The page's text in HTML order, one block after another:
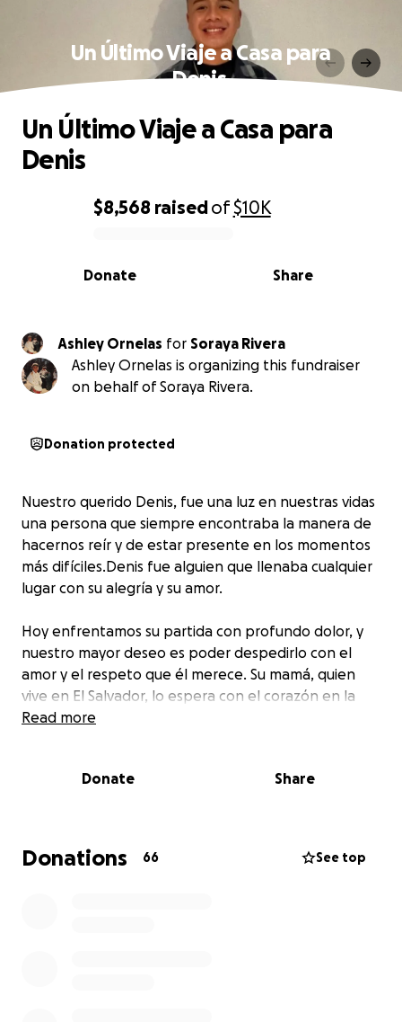
Un Último Viaje a Casa para
Denis ️
0% complete
$8,568 raisedof$10K
Share
Donate
Un Último Viaje a Casa para
Denis ️
Ashley Ornelas for Soraya Rivera
Ashley Ornelas is organizing this fundraiser
on behalf of Soraya Rivera.
Donation protected
Nuestro querido Denis, fue una luz en nuestras vidas
una persona que siempre encontraba la manera de
hacernos reír y de estar presente en los momentos
más difíciles.Denis fue alguien que llenaba cualquier
lugar con su alegría y su amor.
Hoy enfrentamos su partida con profundo dolor, y
nuestro mayor deseo es poder despedirlo con el
amor y el respeto que él merece. Su mamá, quien
vive en El Salvador, lo espera con el corazón en la
mano para poder verlo llegar a casa una vez más.
cuerpo y que su madre pueda despedirse de él y
gran ayuda para lograr este propósito. Gracias de
corazón por su apoyo, sus oraciones, y por mantener
Read more
Donate Share
Donations 66 See top